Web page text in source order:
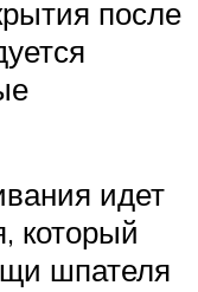
после
идет
который
шпателя